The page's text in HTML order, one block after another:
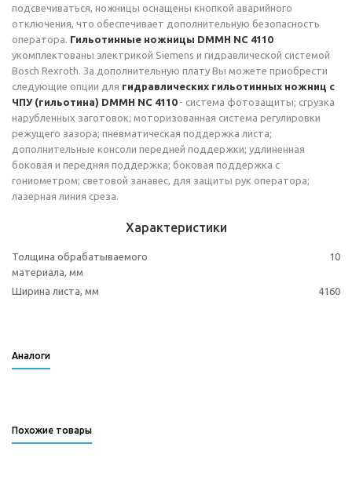
подсвечиваться, ножницы оснащены кнопкой аварийного
отключения, что обеспечивает дополнительную безопасность
оператора. Гильотинные ножницы DMMH NC 4110
укомплектованы электрикой Siemens и гидравлической системой
Bosch Rexroth. За дополнительную плату Вы можете приобрести
следующие опции для гидравлических гильотинных ножниц с
ЧПУ (гильотина) DMMH NC 4110 - система фотозащиты; сгрузка
нарубленных заготовок; моторизованная система регулировки
режущего зазора; пневматическая поддержка листа;
дополнительные консоли передней поддержки; удлиненная
боковая и передняя поддержка; боковая поддержка с
гониометром; световой занавес, для защиты рук оператора;
лазерная линия среза.
Характеристики
Толщина обрабатываемого
материала, мм
10
Ширина листа, мм 4160
Аналоги
Похожие товары